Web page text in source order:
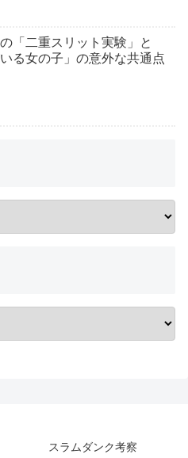
「二重スリット実験」と
いる女の子」の意外な共通点
スラムダンク考察